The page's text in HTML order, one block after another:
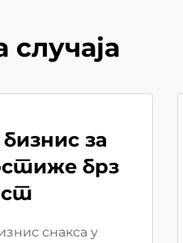
за
брз
снакса у